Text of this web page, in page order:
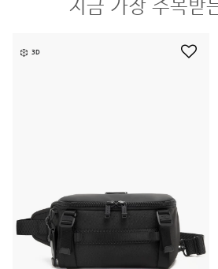
지금 가장 주목받
3D